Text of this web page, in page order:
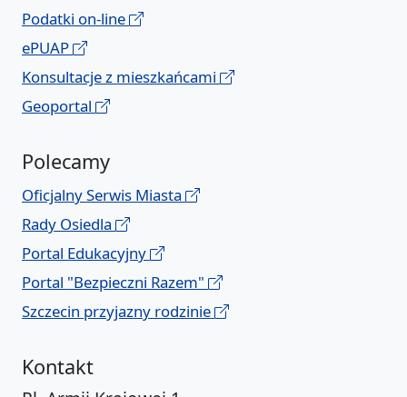
Podatki on-line
ePUAP
Konsultacje z mieszkańcami
Geoportal
Polecamy
Oficjalny Serwis Miasta
Rady Osiedla
Portal Edukacyjny
Portal "Bezpieczni Razem"
Szczecin przyjazny rodzinie
Kontakt